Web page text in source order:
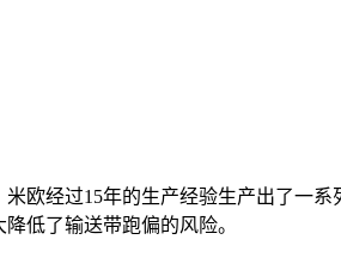
欧经过15年的生产经验生产出了一
低了输送带跑偏的风险。